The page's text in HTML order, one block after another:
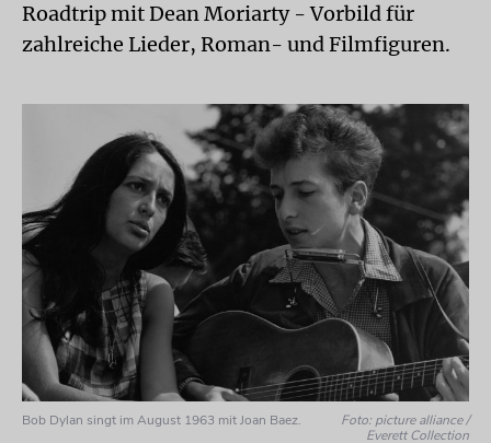
Roadtrip mit Dean Moriarty - Vorbild für
zahlreiche Lieder, Roman- und Filmfiguren.
Bob Dylan singt im August 1963 mit Joan Baez.
Foto: picture alliance /
Everett Collection